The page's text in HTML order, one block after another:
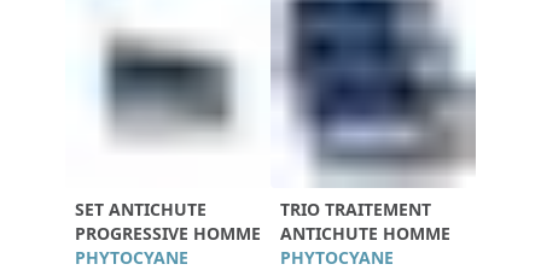
SET ANTICHUTE
PROGRESSIVE HOMME
PHYTOCYANE
TRIO TRAITEMENT
ANTICHUTE HOMME
PHYTOCYANE